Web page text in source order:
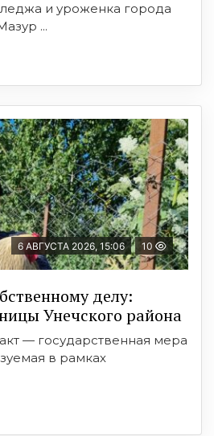
и уроженка города
...
6 АВГУСТА 2026, 15:06 10
делу:
Унечского района
— государственная мера
в рамках